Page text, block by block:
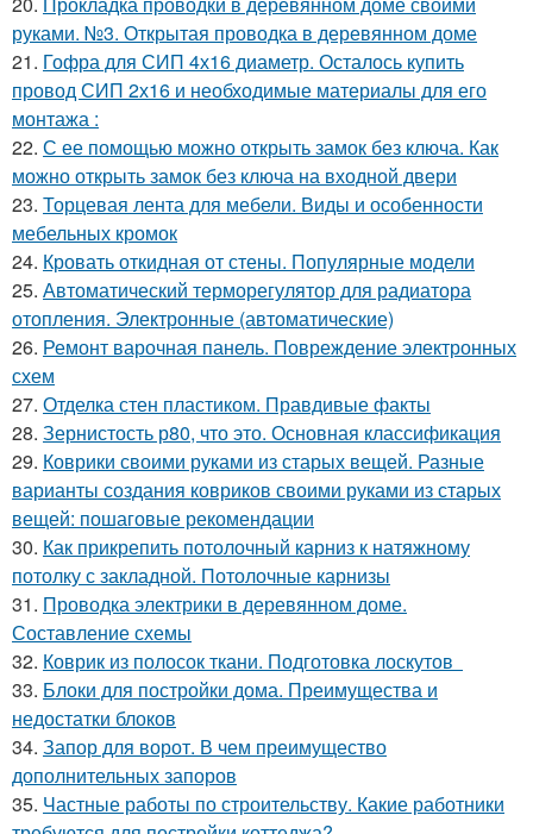
руками. №3. Открытая проводка в деревянном доме
21. Гофра для СИП 4х16 диаметр. Осталось купить
провод СИП 2х16 и необходимые материалы для его
монтажа :
22. С ее помощью можно открыть замок без ключа. Как
можно открыть замок без ключа на входной двери
23. Торцевая лента для мебели. Виды и особенности
мебельных кромок
24. Кровать откидная от стены. Популярные модели
25. Автоматический терморегулятор для радиатора
отопления. Электронные (автоматические)
26. Ремонт варочная панель. Повреждение электронных
схем
27. Отделка стен пластиком. Правдивые факты
28. Зернистость р80, что это. Основная классификация
29. Коврики своими руками из старых вещей. Разные
варианты создания ковриков своими руками из старых
вещей: пошаговые рекомендации
30. Как прикрепить потолочный карниз к натяжному
потолку с закладной. Потолочные карнизы
31. Проводка электрики в деревянном доме.
Составление схемы
32. Коврик из полосок ткани. Подготовка лоскутов
33. Блоки для постройки дома. Преимущества и
недостатки блоков
34. Запор для ворот. В чем преимущество
дополнительных запоров
35. Частные работы по строительству. Какие работники